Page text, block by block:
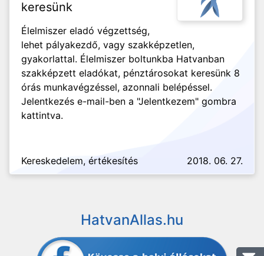
keresünk
Élelmiszer eladó végzettség,
lehet pályakezdő, vagy szakképzetlen,
gyakorlattal. Élelmiszer boltunkba Hatvanban
szakképzett eladókat, pénztárosokat keresünk 8
órás munkavégzéssel, azonnali belépéssel.
Jelentkezés e-mail-ben a "Jelentkezem" gombra
kattintva.
Kereskedelem, értékesítés 2018. 06. 27.
HatvanAllas.hu